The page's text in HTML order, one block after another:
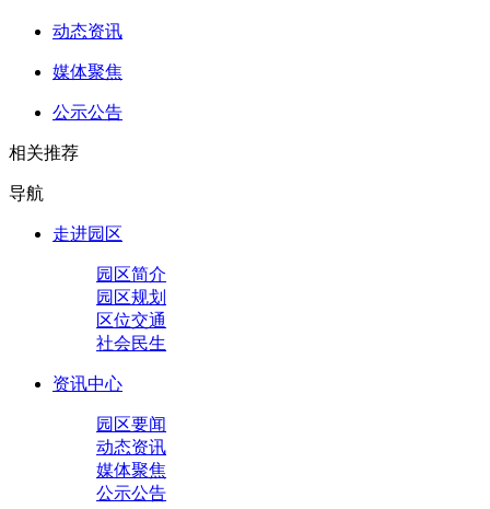
动态资讯
媒体聚焦
公示公告
相关推荐
导航
走进园区
园区简介
园区规划
区位交通
社会民生
资讯中心
园区要闻
动态资讯
媒体聚焦
公示公告